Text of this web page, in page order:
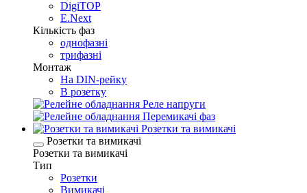
DigiTOP
E.Next
Кількість фаз
однофазні
трифазні
Монтаж
На DIN-рейку
В розетку
Реле напруги
Перемикачі фаз
Розетки та вимикачі
Розетки та вимикачі
Розетки та вимикачі
Тип
Розетки
Вимикачі